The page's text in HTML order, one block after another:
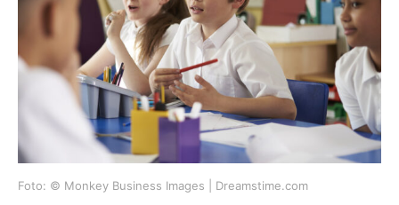
Foto: © Monkey Business Images | Dreamstime.com